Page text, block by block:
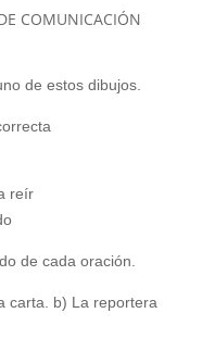
COMUNICACIÓN
de estos dibujos.
reír
de cada oración.
carta. b) La reportera